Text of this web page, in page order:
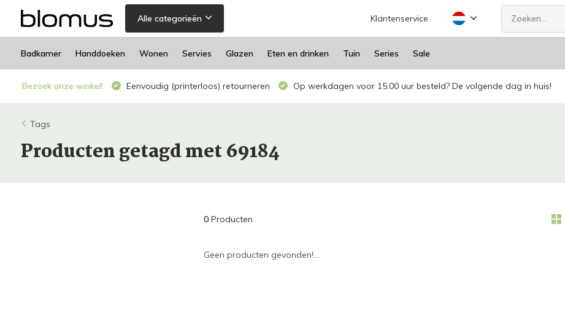
Alle categorieën Klantenservice
Badkamer Handdoeken Wonen Servies Glazen Eten en drinken Tuin Series Sale
Bezoek onze winkel! Eenvoudig (printerloos) retourneren Op werkdagen voor 15.00 uur besteld? De volgende dag in huis!
Tags
Producten getagd met 69184
0Producten
Geen producten gevonden!...